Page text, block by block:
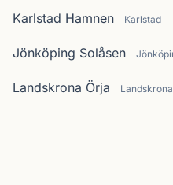
Karlstad Hamnen Karlstad
Jönköping Solåsen
Landskrona Örja Landskrona